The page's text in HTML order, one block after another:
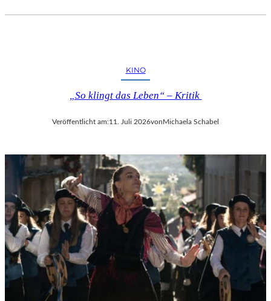
KINO
„So klingt das Leben“ – Kritik
Veröffentlicht am:11. Juli 2026vonMichaela Schabel